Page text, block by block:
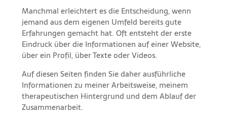
Manchmal erleichtert es die Entscheidung, wenn
jemand aus dem eigenen Umfeld bereits gute
Erfahrungen gemacht hat. Oft entsteht der erste
Eindruck über die Informationen auf einer Website,
über ein Profil, über Texte oder Videos.
Auf diesen Seiten finden Sie daher ausführliche
Informationen zu meiner Arbeitsweise, meinem
therapeutischen Hintergrund und dem Ablauf der
Zusammenarbeit.